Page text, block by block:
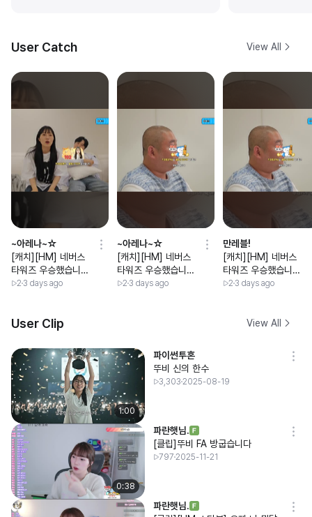
User Catch View All
~아레나~☆
[캐치][HM] 네버스
타워즈 우승했습니
다!!!!
2 3 days ago
~아레나~☆
[캐치][HM] 네버스
타워즈 우승했습니
다!!!!
2 3 days ago
만레블!
[캐치][HM] 네버스
타워즈 우승했습니
다!!!!
2 3 days ago
User Clip View All
1:00
파이썬투혼
뚜비 신의 한수
3,303 2025-08-19
0:38
파란햇님.
[클립]뚜비 FA 방굽습니다
797 2025-11-21
파란햇님.